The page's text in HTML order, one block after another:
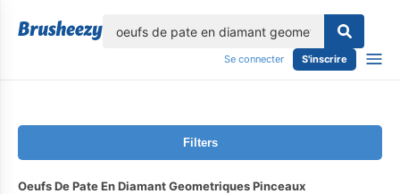
Se connecter S'inscrire
Filters
Oeufs De Pate En Diamant Geometriques Pinceaux